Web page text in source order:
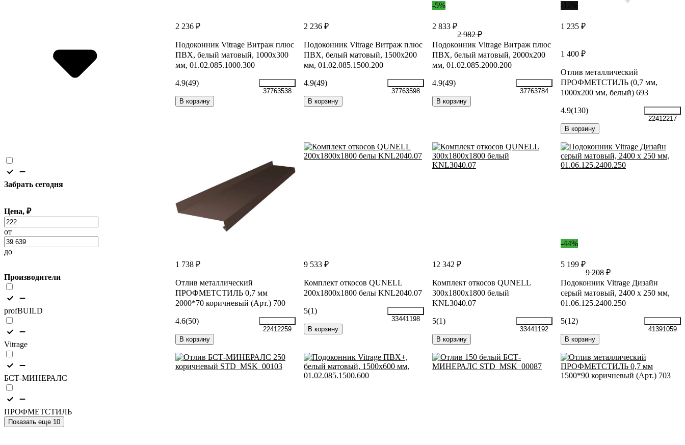
Забрать сегодня
Цена, ₽
от
до
Производители
profBUILD
Vitrage
БСТ-МИНЕРАЛС
ПРОФМЕТСТИЛЬ
Показать еще 10
2 236 ₽
Подоконник Vitrage Витраж плюс
ПВХ, белый матовый, 1000x300
мм, 01.02.085.1000.300
4.9(49)
37763538
В корзину
2 236 ₽
Подоконник Vitrage Витраж плюс
ПВХ, белый матовый, 1500x200
мм, 01.02.085.1500.200
4.9(49)
37763598
В корзину
-5%
2 833 ₽
2 982 ₽
Подоконник Vitrage Витраж плюс
ПВХ, белый матовый, 2000x200
мм, 01.02.085.2000.200
4.9(49)
37763784
В корзину
1 235 ₽
1 400 ₽
Отлив металлический
ПРОФМЕТСТИЛЬ (0,7 мм,
1000х200 мм, белый) 693
4.9(130)
22412217
В корзину
1 738 ₽
Отлив металлический
ПРОФМЕТСТИЛЬ 0,7 мм
2000*70 коричневый (Арт.) 700
4.6(50)
22412259
В корзину
9 533 ₽
Комплект откосов QUNELL
200x1800x1800 белы KNL2040.07
5(1)
33441198
В корзину
12 342 ₽
Комплект откосов QUNELL
300x1800x1800 белый
KNL3040.07
5(1)
33441192
В корзину
-44%
5 199 ₽
9 208 ₽
Подоконник Vitrage Дизайн
серый матовый, 2400 х 250 мм,
01.06.125.2400.250
5(12)
41391059
В корзину